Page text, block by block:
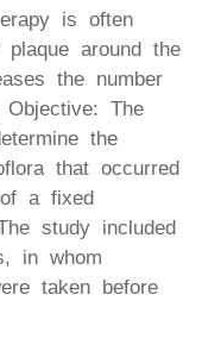
is often
plaque around the
the number
Objective: The
the
that occurred
a fixed
study included
in whom
taken before